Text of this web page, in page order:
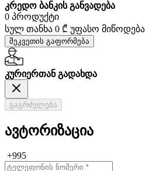
კრედო ბანკის განვადება
0 პროდუქტი
სულ თანხა 0 ₾ უფასო მიწოდება
შეკვეთის გაფორმება
კურიერთან გადახდა
გაგრძელება
ავტორიზაცია
+995